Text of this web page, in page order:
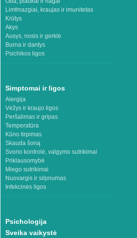
Limfmazgiai, kraujas ir imunitetas
Krūtys
Akys
Ausys, nosis ir gerklė
Burna ir dantys
Psichikos ligos
Simptomai ir ligos
Alergija
Vėžys ir kraujo ligos
Peršalimas ir gripas
Temperatūra
Kūno tirpimas
Skauda šoną
Svorio kontrolė, valgymo sutrikimai
Priklausomybė
Miego sutrikimai
Nuovargis ir silpnumas
Infekcinės ligos
Psichologija
Sveika vaikystė